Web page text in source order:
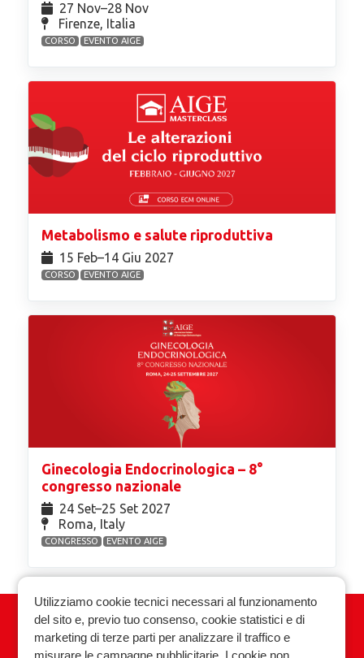
27 Nov⁠–28 Nov
Firenze, Italia
CORSO EVENTO AIGE
Metabolismo e salute riproduttiva
15 Feb⁠–14 Giu 2027
CORSO EVENTO AIGE
Ginecologia Endocrinologica – 8°
congresso nazionale
24 Set⁠–25 Set 2027
Roma, Italy
CONGRESSO EVENTO AIGE
Associazione Italiana Ginecologia
Endocrinologica
Utilizziamo cookie tecnici necessari al funzionamento
del sito e, previo tuo consenso, cookie statistici e di
marketing di terze parti per analizzare il traffico e
misurare le campagne pubblicitarie. I cookie non